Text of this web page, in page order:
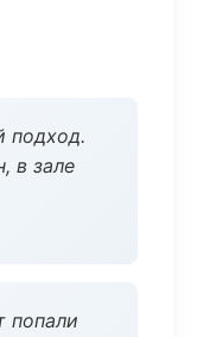
подход.
в зале
попали